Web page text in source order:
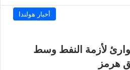
أخبار هولندا
لأزمة النفط وسط
هرمز